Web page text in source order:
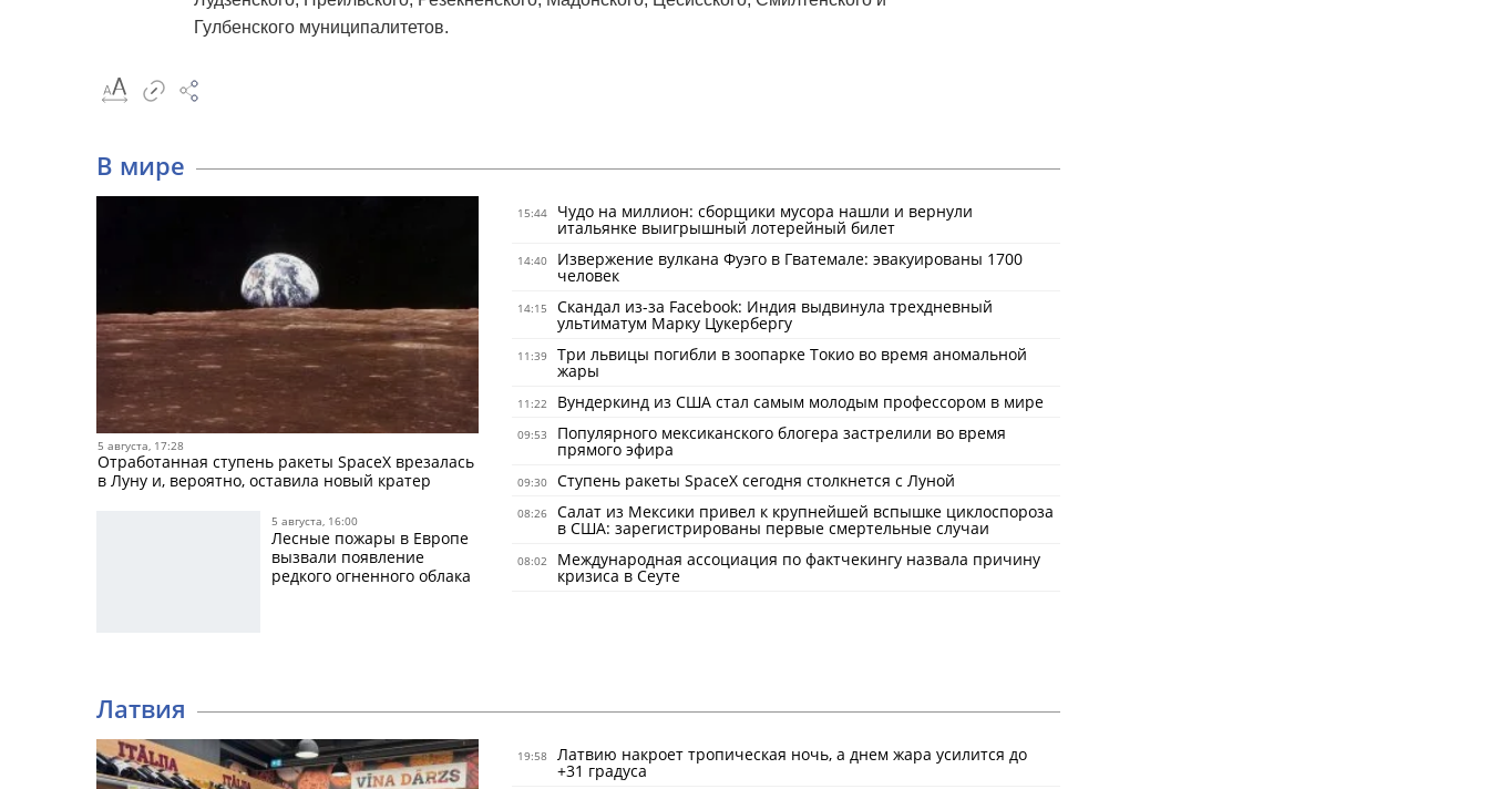
Гулбенского муниципалитетов.
В мире
5 августа, 17:28
Отработанная ступень ракеты SpaceX врезалась
в Луну и, вероятно, оставила новый кратер
5 августа, 16:00
Лесные пожары в Европе
вызвали появление
редкого огненного облака
15:44 Чудо на миллион: сборщики мусора нашли и вернули
итальянке выигрышный лотерейный билет
14:40 Извержение вулкана Фуэго в Гватемале: эвакуированы 1700
человек
14:15 Скандал из-за Facebook: Индия выдвинула трехдневный
ультиматум Марку Цукербергу
11:39 Три львицы погибли в зоопарке Токио во время аномальной
жары
11:22 Вундеркинд из США стал самым молодым профессором в мире
09:53 Популярного мексиканского блогера застрелили во время
прямого эфира
09:30 Ступень ракеты SpaceX сегодня столкнется с Луной
08:26 Салат из Мексики привел к крупнейшей вспышке циклоспороза
в США: зарегистрированы первые смертельные случаи
08:02 Международная ассоциация по фактчекингу назвала причину
кризиса в Сеуте
Латвия
19:58 Латвию накроет тропическая ночь, а днем жара усилится до
+31 градуса